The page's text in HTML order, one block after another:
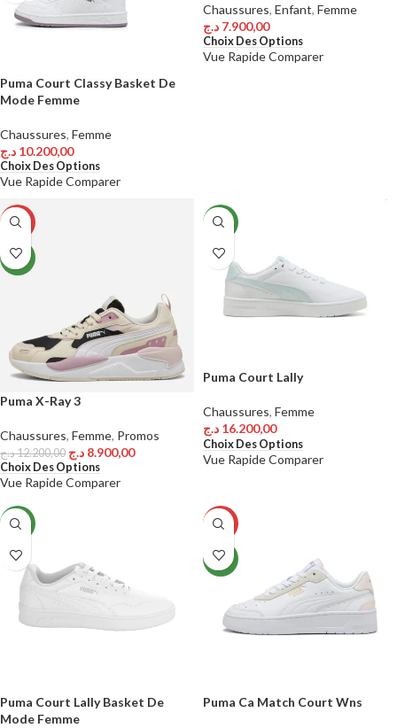
Puma Court Classy Basket De
Mode Femme
Chaussures, Femme
10.200,00 د.ج
Choix Des Options
Vue RapideComparer
Chaussures, Enfant, Femme
7.900,00 د.ج
Choix Des Options
Vue RapideComparer
-27%
NEW
Puma X-Ray 3
Chaussures, Femme, Promos
12.200,00د.ج 8.900,00 د.ج
Choix Des Options
Vue RapideComparer
NEW
Puma Court Lally
Chaussures, Femme
16.200,00 د.ج
Choix Des Options
Vue RapideComparer
NEW
Puma Court Lally Basket De
Mode Femme
-27%
NEW
Puma Ca Match Court Wns